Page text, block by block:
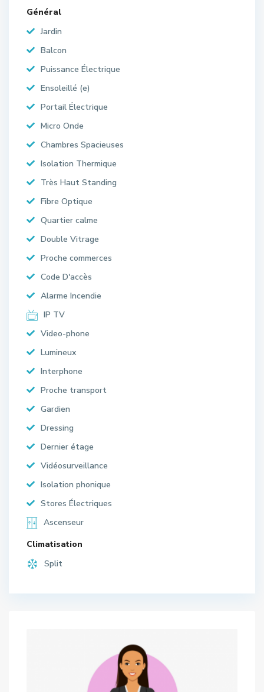
Général
Jardin
Balcon
Puissance Électrique
Ensoleillé (e)
Portail Électrique
Micro Onde
Chambres Spacieuses
Isolation Thermique
Très Haut Standing
Fibre Optique
Quartier calme
Double Vitrage
Proche commerces
Code D'accès
Alarme Incendie
IP TV
Video-phone
Lumineux
Interphone
Proche transport
Gardien
Dressing
Dernier étage
Vidéosurveillance
Isolation phonique
Stores Électriques
Ascenseur
Climatisation
Split